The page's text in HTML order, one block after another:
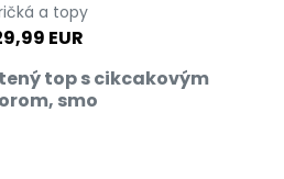
a topy
EUR
top s cikcakovým
smo